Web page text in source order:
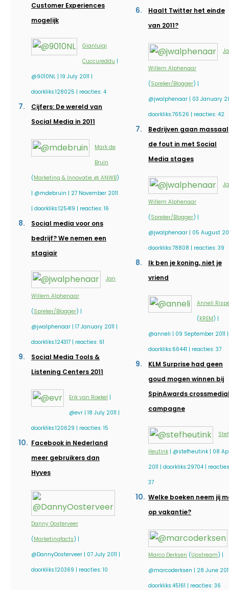
Customer Experiences
mogelijk
Gianluigi
Cuccureddu |
@9010NL | 19 July 2011 |
doorkliks:128025 | reacties: 4
Cijfers: De wereld van
Social Media in 2011
Mark de
Bruin
(Marketing & Innovatie @ ANWB)
| @mdebruin | 27 November 2011
| doorkliks:125419 | reacties: 16
Social media voor ons
bedrijf? We nemen een
stagiair
Jan
Willem Alphenaar
(Spreker/Blogger) |
@jwalphenaar | 17 January 2011 |
doorkliks:124317 | reacties: 61
Social Media Tools &
Listening Centers 2011
Erik van Roekel |
@evr | 18 July 2011 |
doorkliks:120629 | reacties: 15
Facebook in Nederland
meer gebruikers dan
Hyves
Danny Oosterveer
(Marketingfacts) |
@DannyOosterveer | 07 July 2011 |
doorkliks:120369 | reacties: 10
Haalt Twitter het einde
van 2011?
Willem Alphenaar
(Spreker/Blogger) |
@jwalphenaar | 03 January
doorkliks:76526 | reacties: 42
Bedrijven gaan massaal
de fout in met Social
Media stages
Willem Alphenaar
(Spreker/Blogger) |
@jwalphenaar | 05 August
doorkliks:78808 | reacties: 39
Ik ben je koning, niet je
vriend
Anneli
(KREM) |
@anneli | 09 September 2011 |
doorkliks:66441 | reacties: 37
KLM Surprise had geen
goud mogen winnen bij
SpinAwards
campagne
Stef
Heutink | @stefheutink | 08
2011 | doorkliks:29704 |
37
Welke boeken neem jij
op vakantie?
Marco Derksen (Upstream) |
@marcoderksen | 28 June
doorkliks:45161 | reacties: 36